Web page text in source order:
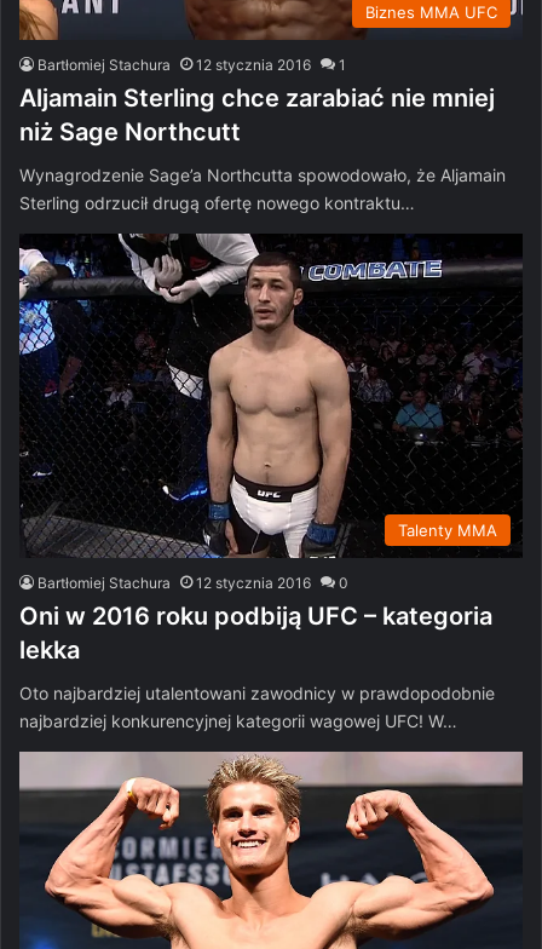
Biznes MMA UFC
Bartłomiej Stachura 12 stycznia 2016 1
Aljamain Sterling chce zarabiać nie mniej
niż Sage Northcutt
Wynagrodzenie Sage’a Northcutta spowodowało, że Aljamain
Sterling odrzucił drugą ofertę nowego kontraktu…
Talenty MMA
Bartłomiej Stachura 12 stycznia 2016 0
Oni w 2016 roku podbiją UFC – kategoria
lekka
Oto najbardziej utalentowani zawodnicy w prawdopodobnie
najbardziej konkurencyjnej kategorii wagowej UFC! W…